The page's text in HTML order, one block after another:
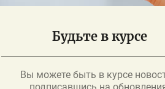
Будьте в курсе
Вы можете быть в курсе